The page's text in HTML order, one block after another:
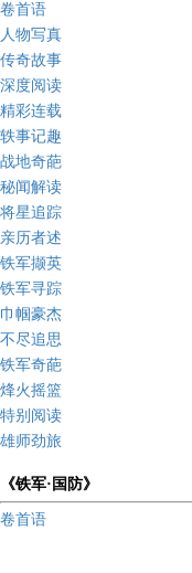
卷首语
人物写真
传奇故事
深度阅读
精彩连载
轶事记趣
战地奇葩
秘闻解读
将星追踪
亲历者述
铁军撷英
铁军寻踪
巾帼豪杰
不尽追思
铁军奇葩
烽火摇篮
特别阅读
雄师劲旅
《铁军·国防》
卷首语